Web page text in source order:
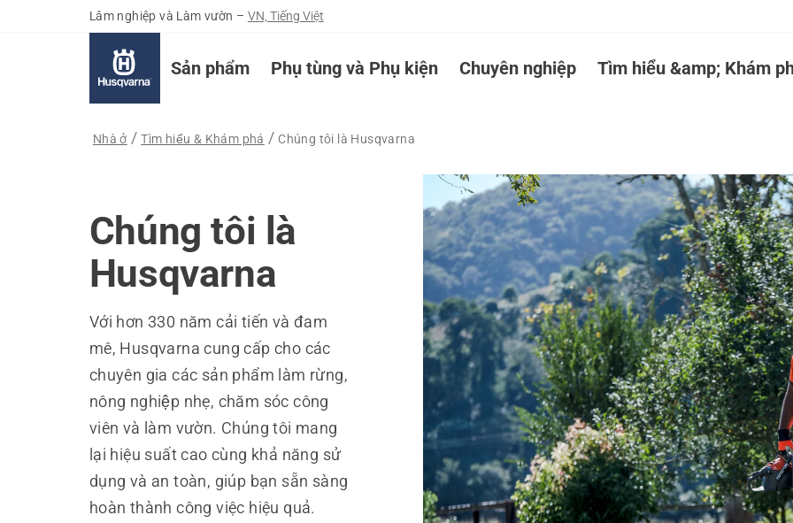
Lâm nghiệp và Làm vườn – VN, Tiếng Việt
Sản phẩm Phụ tùng và Phụ kiện Chuyên nghiệp Tìm hiểu &amp; Khám
Nhà ở Tìm hiểu & Khám phá Chúng tôi là Husqvarna
Chúng tôi là
Husqvarna
Với hơn 330 năm cải tiến và đam
mê, Husqvarna cung cấp cho các
chuyên gia các sản phẩm làm rừng,
nông nghiệp nhẹ, chăm sóc công
viên và làm vườn. Chúng tôi mang
lại hiệu suất cao cùng khả năng sử
dụng và an toàn, giúp bạn sẵn sàng
hoàn thành công việc hiệu quả.